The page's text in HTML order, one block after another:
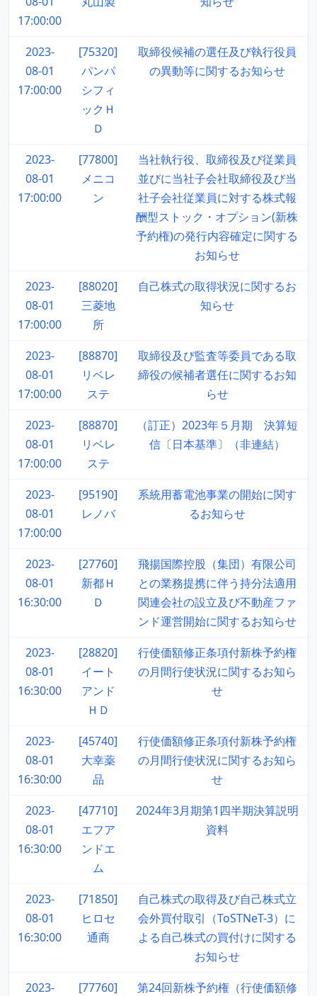
17:00:00
2023-
08-01
17:00:00
[75320]
パンパ
シフィ
ックＨ
Ｄ
取締役候補の選任及び執行役員
の異動等に関するお知らせ
2023-
08-01
17:00:00
[77800]
メニコ
ン
当社執行役、取締役及び従業員
並びに当社子会社取締役及び当
社子会社従業員に対する株式報
酬型ストック・オプション(新株
予約権)の発行内容確定に関する
お知らせ
2023-
08-01
17:00:00
[88020]
三菱地
所
自己株式の取得状況に関するお
知らせ
2023-
08-01
17:00:00
[88870]
リベレ
ステ
取締役及び監査等委員である取
締役の候補者選任に関するお知
らせ
2023-
08-01
17:00:00
[88870]
リベレ
ステ
（訂正）2023年５月期 決算短
信〔日本基準〕（非連結）
2023-
08-01
17:00:00
[95190]
レノバ
系統用蓄電池事業の開始に関す
るお知らせ
2023-
08-01
16:30:00
[27760]
新都Ｈ
Ｄ
飛揚国際控股（集団）有限公司
との業務提携に伴う持分法適用
関連会社の設立及び不動産ファ
ンド運営開始に関するお知らせ
2023-
08-01
16:30:00
[28820]
イート
アンド
ＨＤ
行使価額修正条項付新株予約権
の月間行使状況に関するお知ら
せ
2023-
08-01
16:30:00
[45740]
大幸薬
品
行使価額修正条項付新株予約権
の月間行使状況に関するお知ら
せ
2023-
08-01
16:30:00
[47710]
エフア
ンドエ
ム
2024年3月期第1四半期決算説明
資料
2023-
08-01
16:30:00
[71850]
ヒロセ
通商
自己株式の取得及び自己株式立
会外買付取引（ToSTNeT-3）に
よる自己株式の買付けに関する
お知らせ
2023-
[77760]
第24回新株予約権（行使価額修